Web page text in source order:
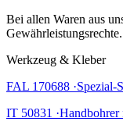
Bei allen Waren aus
Gewährleistungsrechte.
Werkzeug & Kleber
FAL 170688 ·Spezial-
IT 50831